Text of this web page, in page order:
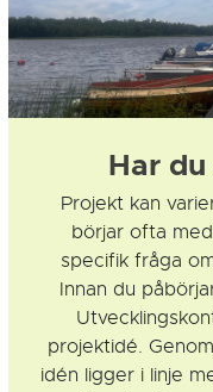
Har
Projekt kan
börjar ofta
specifik fråga
Innan du
projektidé.
idén ligger i linje